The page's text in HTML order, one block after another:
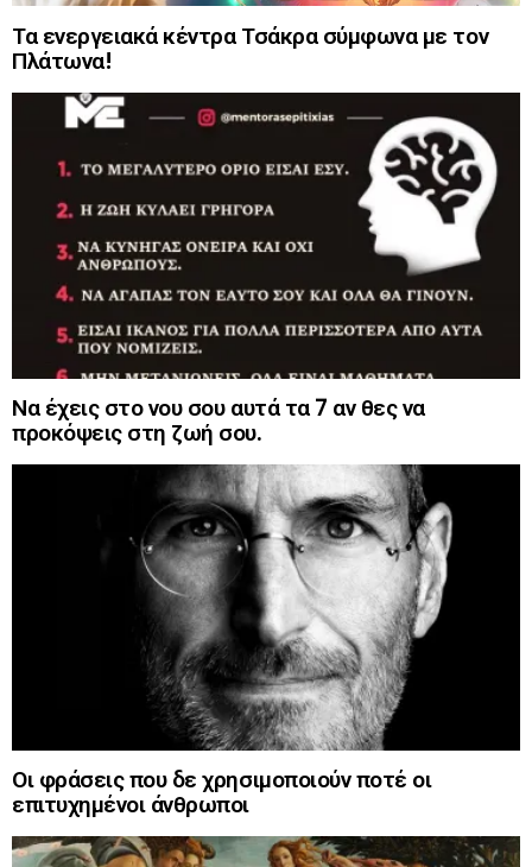
Τα ενεργειακά κέντρα Τσάκρα σύμφωνα με τον
Πλάτωνα!
Να έχεις στο νου σου αυτά τα 7 αν θες να
προκόψεις στη ζωή σου.
Οι φράσεις που δε χρησιμοποιούν ποτέ οι
επιτυχημένοι άνθρωποι